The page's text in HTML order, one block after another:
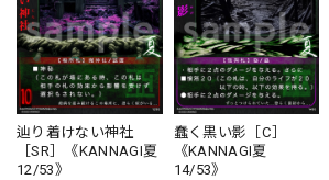
辿り着けない神社
［SR］《KANNAGI夏
12/53》
蠢く黒い影［C］
《KANNAGI夏
14/53》